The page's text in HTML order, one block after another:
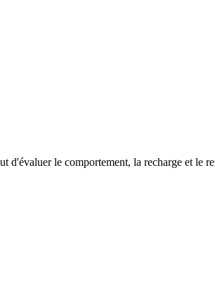
le comportement, la recharge et le